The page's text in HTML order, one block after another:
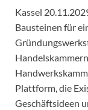
Kassel
Bausteinen für
Plattform, die
Geschäftsideen